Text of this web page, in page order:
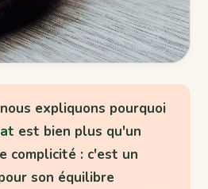
expliquons pourquoi
est bien plus qu'un
complicité : c'est un
son équilibre